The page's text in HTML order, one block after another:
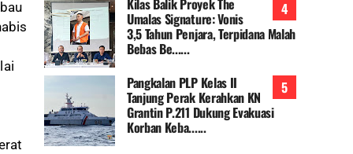
Kilas Balik Proyek The
Umalas Signature: Vonis
3,5 Tahun Penjara, Terpidana Malah
Bebas Be......
Pangkalan PLP Kelas II
Tanjung Perak Kerahkan KN
Grantin P.211 Dukung Evakuasi
Korban Keba......